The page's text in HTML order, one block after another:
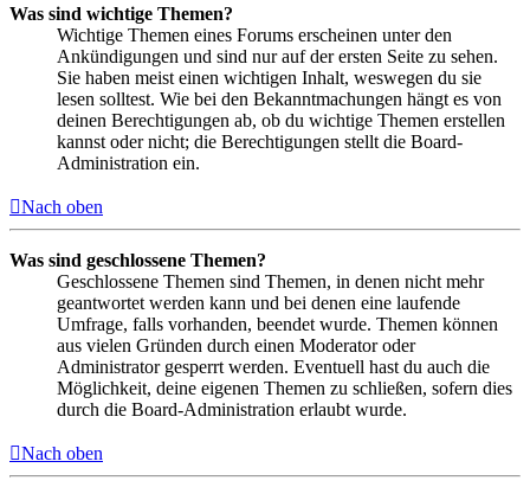
Was sind wichtige Themen?
Wichtige Themen eines Forums erscheinen unter den
Ankündigungen und sind nur auf der ersten Seite zu sehen.
Sie haben meist einen wichtigen Inhalt, weswegen du sie
lesen solltest. Wie bei den Bekanntmachungen hängt es von
deinen Berechtigungen ab, ob du wichtige Themen erstellen
kannst oder nicht; die Berechtigungen stellt die Board-
Administration ein.
Nach oben
Was sind geschlossene Themen?
Geschlossene Themen sind Themen, in denen nicht mehr
geantwortet werden kann und bei denen eine laufende
Umfrage, falls vorhanden, beendet wurde. Themen können
aus vielen Gründen durch einen Moderator oder
Administrator gesperrt werden. Eventuell hast du auch die
Möglichkeit, deine eigenen Themen zu schließen, sofern dies
durch die Board-Administration erlaubt wurde.
Nach oben